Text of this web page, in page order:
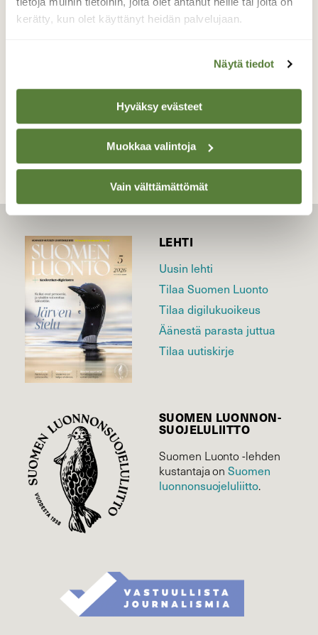
kerätty, kun olet käyttänyt heidän palvelujaan.
Näytä tiedot
Hyväksy evästeet
Muokkaa valintoja
Vain välttämättömät
Lähellä on lämmin…Ruissalo 6.6
TAKAISIN LISTAAN
LEHTI
Uusin lehti
Tilaa Suomen Luonto
Tilaa digilukuoikeus
Äänestä parasta juttua
Tilaa uutiskirje
SUOMEN LUONNON­
SUOJELU­LIITTO
Suomen Luonto -lehden
kustantaja onSuomen
luonnonsuojelu­liitto.